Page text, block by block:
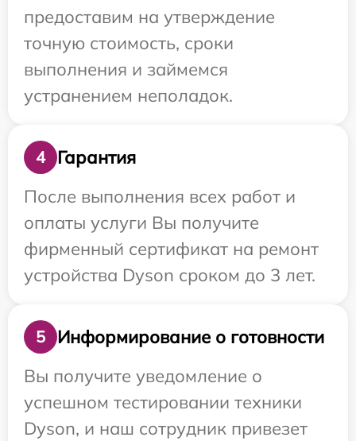
предоставим на утверждение
точную стоимость, сроки
выполнения и займемся
устранением неполадок.
4
Гарантия
После выполнения всех работ и
оплаты услуги Вы получите
фирменный сертификат на ремонт
устройства Dyson сроком до 3 лет.
5
Информирование о готовности
Вы получите уведомление о
успешном тестировании техники
Dyson, и наш сотрудник привезет